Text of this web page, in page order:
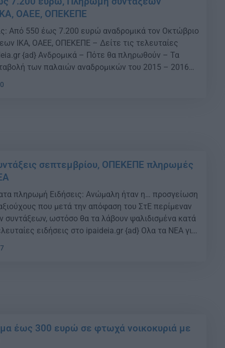
ΟΑΕΕ, ΟΠΕΚΕΠΕ
Από 550 έως 7.200 ευρώ αναδρομικά τον Οκτώβριο
ΙΚΑ, ΟΑΕΕ, ΟΠΕΚΕΠΕ – Δείτε τις τελευταίες
{ad} Ανδρομικά – Πότε θα πληρωθούν – Τα
των παλαιών αναδρομικών του 2015 – 2016
και του δημόσιου τομέα ετοιμάζει η
[…]
σεπτεμβρίου, ΟΠΕΚΕΠΕ πληρωμές
πληρωμή Ειδήσεις: Ανώμαλη ήταν η… προσγείωση
που μετά την απόφαση του ΣτΕ περίμεναν
συντάξεων, ωστόσο θα τα λάβουν ψαλιδισμένα κατά
ειδήσεις στο ipaideia.gr {ad} Ολα τα ΝΕΑ για
προνοιακά επιδόματα Ειδήσεις: Mερικώς
µεγάλους χαµένους διαµορφώνει η ρύθµιση […]
έως 300 ευρώ σε φτωχά νοικοκυριά με